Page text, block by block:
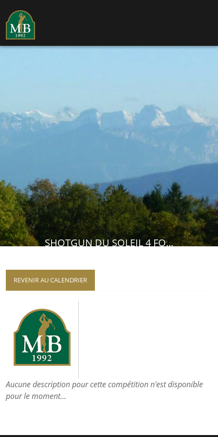
SHOTGUN DU SOLEIL 4 FO...
REVENIR AU CALENDRIER
Aucune description pour cette compétition n'est disponible
pour le moment...